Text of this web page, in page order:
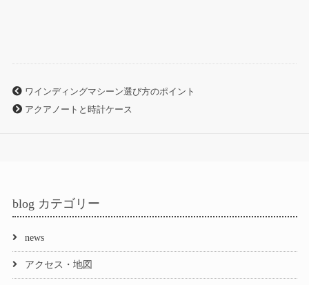
ワインディングマシーン選び方のポイント
アクアノートと時計ケース
blog カテゴリー
news
アクセス・地図